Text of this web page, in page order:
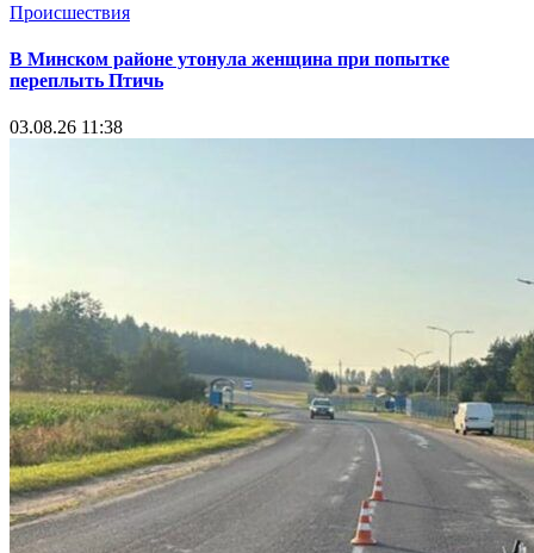
Происшествия
В Минском районе утонула женщина при попытке
переплыть Птичь
03.08.26 11:38